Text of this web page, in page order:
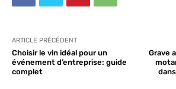
ARTICLE PRÉCÉDENT
Choisir le vin idéal pour un
événement d’entreprise: guide
complet
Grave